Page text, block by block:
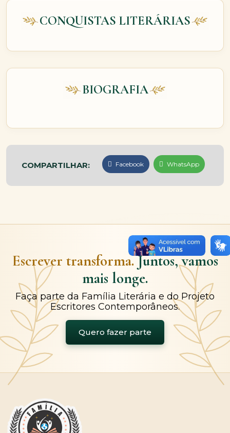
CONQUISTAS LITERÁRIAS
BIOGRAFIA
COMPARTILHAR: Facebook WhatsApp
Escrever transforma.Juntos, vamos
mais longe.
Faça parte da Família Literária e do Projeto
Escritores Contemporâneos.
Quero fazer parte